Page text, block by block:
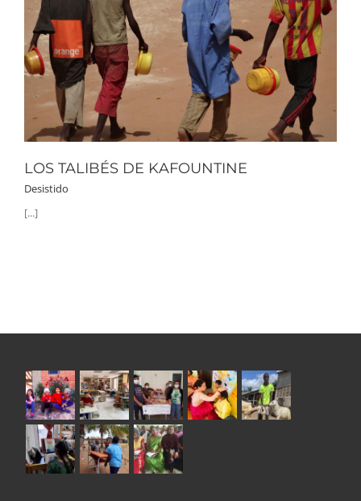
LOS TALIBÉS DE KAFOUNTINE
Desistido
[...]